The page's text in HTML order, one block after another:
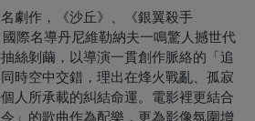
劇作，《沙丘》、《銀翼殺手
際名導丹尼維勒納夫一鳴驚人撼世代
絲剝繭，以導演一貫創作脈絡的「追
時空中交錯，理出在烽火戰亂、孤寂
人所承載的糾結命運。電影裡更結合
」的歌曲作為配樂，更為影像氛圍增